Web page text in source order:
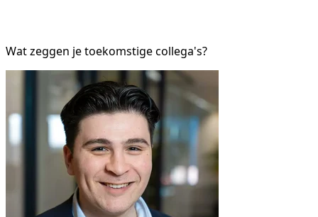
Wat zeggen je toekomstige collega's?